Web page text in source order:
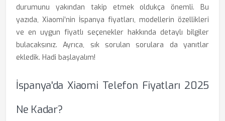
durumunu yakından takip etmek oldukça önemli. Bu
yazıda, Xiaomi’nin İspanya fiyatları, modellerin özellikleri
ve en uygun fiyatlı seçenekler hakkında detaylı bilgiler
bulacaksınız. Ayrıca, sık sorulan sorulara da yanıtlar
ekledik. Hadi başlayalım!
İspanya'da Xiaomi Telefon Fiyatları 2025
Ne Kadar?